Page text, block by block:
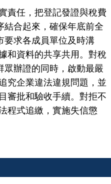
任，把登記發證與稅費
結合起來，確保年底前全
要求各成員單位及時溝
和資料的共享共用。對稅
眾辦證的同時，啟動最嚴
究企業違法違規問題，並
審批和驗收手續。對拒不
程式追繳，實施失信懲